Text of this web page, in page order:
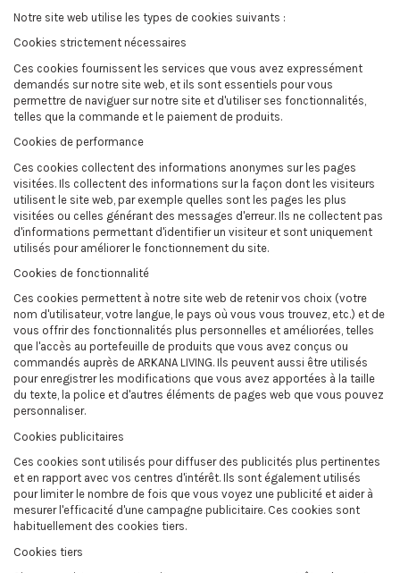
Notre site web utilise les types de cookies suivants :
Cookies strictement nécessaires
Ces cookies fournissent les services que vous avez expressément
demandés sur notre site web, et ils sont essentiels pour vous
permettre de naviguer sur notre site et d'utiliser ses fonctionnalités,
telles que la commande et le paiement de produits.
Cookies de performance
Ces cookies collectent des informations anonymes sur les pages
visitées. Ils collectent des informations sur la façon dont les visiteurs
utilisent le site web, par exemple quelles sont les pages les plus
visitées ou celles générant des messages d'erreur. Ils ne collectent pas
d'informations permettant d'identifier un visiteur et sont uniquement
utilisés pour améliorer le fonctionnement du site.
Cookies de fonctionnalité
Ces cookies permettent à notre site web de retenir vos choix (votre
nom d'utilisateur, votre langue, le pays où vous vous trouvez, etc.) et de
vous offrir des fonctionnalités plus personnelles et améliorées, telles
que l'accès au portefeuille de produits que vous avez conçus ou
commandés auprès de ARKANA LIVING. Ils peuvent aussi être utilisés
pour enregistrer les modifications que vous avez apportées à la taille
du texte, la police et d'autres éléments de pages web que vous pouvez
personnaliser.
Cookies publicitaires
Ces cookies sont utilisés pour diffuser des publicités plus pertinentes
et en rapport avec vos centres d'intérêt. Ils sont également utilisés
pour limiter le nombre de fois que vous voyez une publicité et aider à
mesurer l'efficacité d'une campagne publicitaire. Ces cookies sont
habituellement des cookies tiers.
Cookies tiers